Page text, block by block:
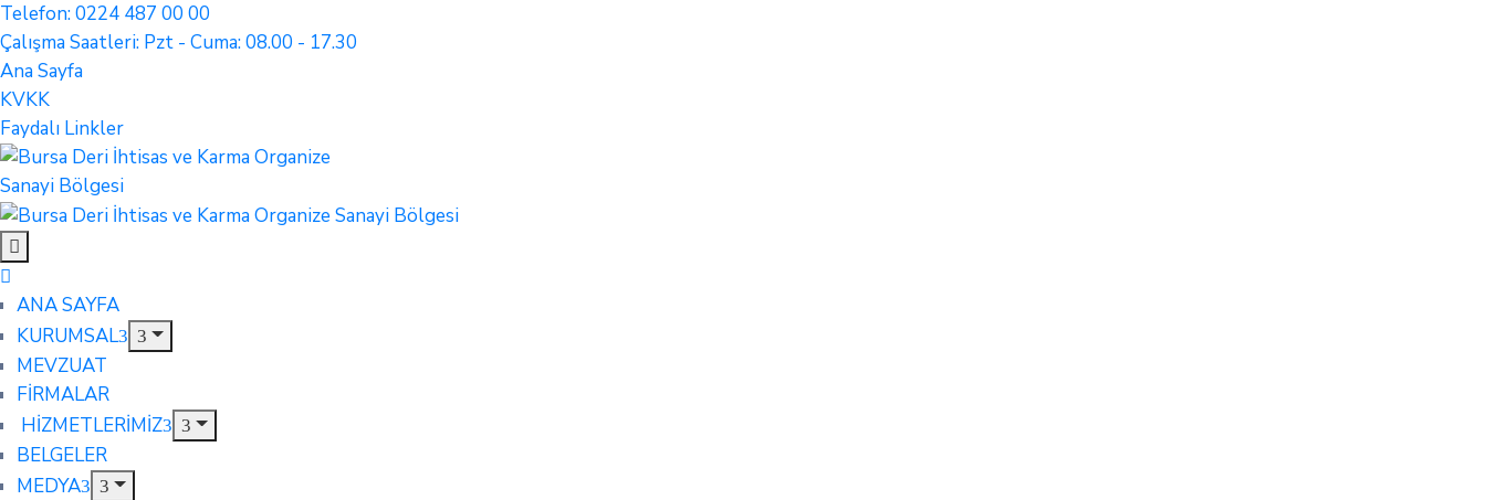
Telefon: 0224 487 00 00
Çalışma Saatleri: Pzt - Cuma: 08.00 - 17.30
Ana Sayfa
KVKK
Faydalı Linkler
ANA SAYFA
KURUMSAL
MEVZUAT
FİRMALAR
HİZMETLERİMİZ
BELGELER
MEDYA